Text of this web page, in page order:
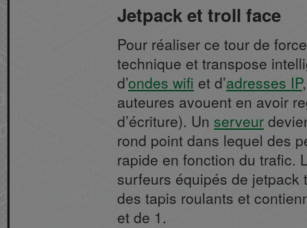
Jetpack et troll face
Pour réaliser ce tour de
technique et transpose
d’ondes wifi et d’adresses IP
auteures avouent en avoir
d’écriture). Un serveur
rond point dans lequel des
rapide en fonction du trafic.
surfeurs équipés de
des tapis roulants et
et de 1.